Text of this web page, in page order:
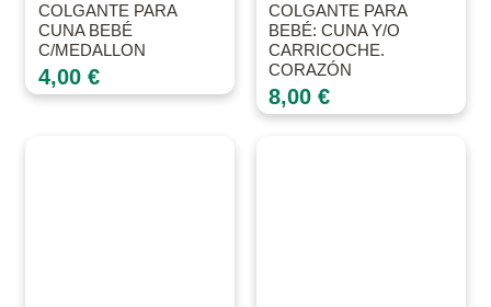
COLGANTE PARA
CUNA BEBÉ
C/MEDALLON
4,00 €
COLGANTE PARA
BEBÉ: CUNA Y/O
CARRICOCHE.
CORAZÓN
8,00€